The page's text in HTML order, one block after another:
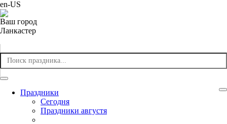
en-US
Ваш город
Ланкастер
Праздники
Cегодня
Праздники августя